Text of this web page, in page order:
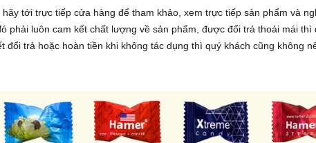
tới trực tiếp cửa hàng để tham khảo, xem trực tiếp sản phẩm và
phải luôn cam kết chất lượng về sản phẩm, được đổi trả thoải mái
đổi trả hoặc hoàn tiền khi không tác dụng thì quý khách cũng không